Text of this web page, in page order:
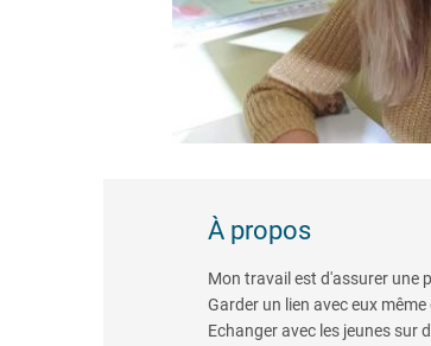
À propos
Mon travail est d'assurer une
Garder un lien avec eux
Echanger avec les jeunes sur